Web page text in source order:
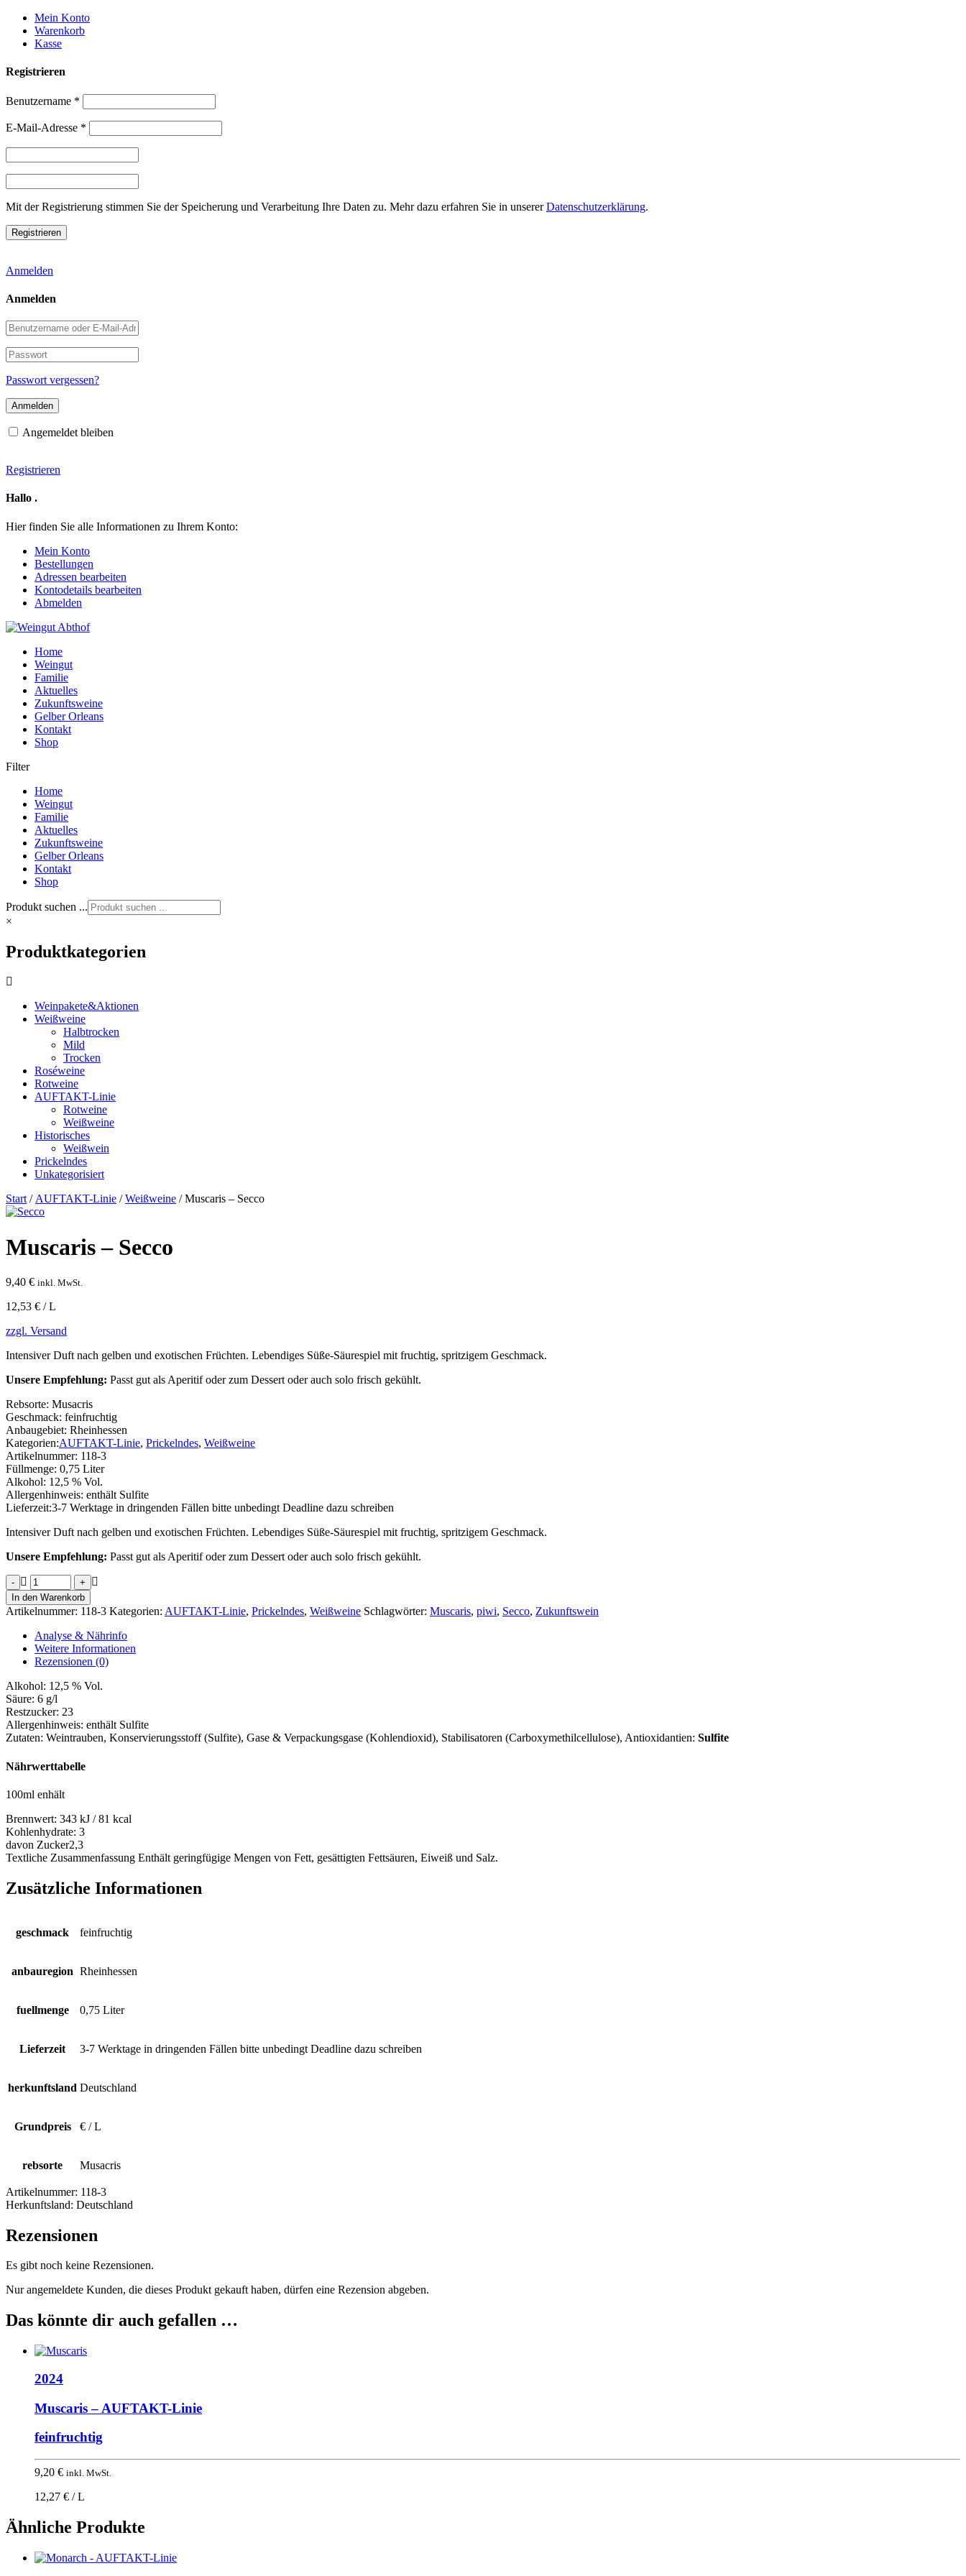
Weiter
zum
Inhalt
Mein Konto
Warenkorb
Kasse
Registrieren
Benutzername *
E-Mail-Adresse *
Mit der Registrierung stimmen Sie der Speicherung und Verarbeitung Ihre Daten zu. Mehr dazu erfahren Sie in unsererDatenschutzerklärung.
Anmelden
Anmelden
Benutzername
oder
E-
Mail-
Adresse
Passwort
Passwort vergessen?
Angemeldet bleiben
Registrieren
Hallo .
Hier finden Sie alle Informationen zu Ihrem Konto:
Mein Konto
Bestellungen
Adressen bearbeiten
Kontodetails bearbeiten
Abmelden
Home
Weingut
Familie
Aktuelles
Zukunftsweine
Gelber Orleans
Kontakt
Shop
Filter
Home
Weingut
Familie
Aktuelles
Zukunftsweine
Gelber Orleans
Kontakt
Shop
Produkt suchen ...
×
Produktkategorien
Weinpakete&Aktionen
Weißweine
Halbtrocken
Mild
Trocken
Roséweine
Rotweine
AUFTAKT-Linie
Rotweine
Weißweine
Historisches
Weißwein
Prickelndes
Unkategorisiert
Start/AUFTAKT-Linie /Weißweine / Muscaris – Secco
Muscaris – Secco
9,40 € inkl. MwSt.
12,53 € / L
zzgl. Versand
Intensiver Duft nach gelben und exotischen Früchten. Lebendiges Süße-Säurespiel mit fruchtig, spritzigem Geschmack.
Unsere Empfehlung: Passt gut als Aperitif oder zum Dessert oder auch solo frisch gekühlt.
Rebsorte: Musacris
Geschmack: feinfruchtig
Anbaugebiet: Rheinhessen
Kategorien:AUFTAKT-Linie, Prickelndes, Weißweine
Artikelnummer: 118-3
Füllmenge: 0,75 Liter
Alkohol: 12,5 % Vol.
Allergenhinweis: enthält Sulfite
Lieferzeit:3-7 Werktage in dringenden Fällen bitte unbedingt Deadline dazu schreiben
Intensiver Duft nach gelben und exotischen Früchten. Lebendiges Süße-Säurespiel mit fruchtig, spritzigem Geschmack.
Unsere Empfehlung: Passt gut als Aperitif oder zum Dessert oder auch solo frisch gekühlt.
Muscaris
-
Secco
Menge
In den Warenkorb
Artikelnummer: 118-3 Kategorien: AUFTAKT-Linie, Prickelndes, Weißweine Schlagwörter: Muscaris, piwi, Secco, Zukunftswein
Analyse & Nährinfo
Weitere Informationen
Rezensionen (0)
Alkohol: 12,5 % Vol.
Säure: 6 g/l
Restzucker: 23
Allergenhinweis: enthält Sulfite
Zutaten: Weintrauben, Konservierungsstoff (Sulfite), Gase & Verpackungsgase (Kohlendioxid), Stabilisatoren (Carboxymethilcellulose), Antioxidantien: Sulfite
Nährwerttabelle
100ml enhält
Brennwert: 343 kJ / 81 kcal
Kohlenhydrate: 3
davon Zucker2,3
Textliche Zusammenfassung Enthält geringfügige Mengen von Fett, gesättigten Fettsäuren, Eiweiß und Salz.
Zusätzliche Informationen
geschmack feinfruchtig
anbauregion Rheinhessen
fuellmenge 0,75 Liter
Lieferzeit 3-7 Werktage in dringenden Fällen bitte unbedingt Deadline dazu schreiben
herkunftsland Deutschland
Grundpreis € / L
rebsorte Musacris
Artikelnummer: 118-3
Herkunftsland: Deutschland
Rezensionen
Es gibt noch keine Rezensionen.
Nur angemeldete Kunden, die dieses Produkt gekauft haben, dürfen eine Rezension abgeben.
Das könnte dir auch gefallen …
2024
Muscaris – AUFTAKT-Linie
feinfruchtig
9,20 € inkl. MwSt.
12,27 € / L
Ähnliche Produkte